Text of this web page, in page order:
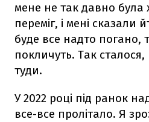
мене не так давно була
переміг, і мені сказали
буде все надто погано,
покличуть. Так
туди.
У 2022 році під ранок
все-все пролітало. Я